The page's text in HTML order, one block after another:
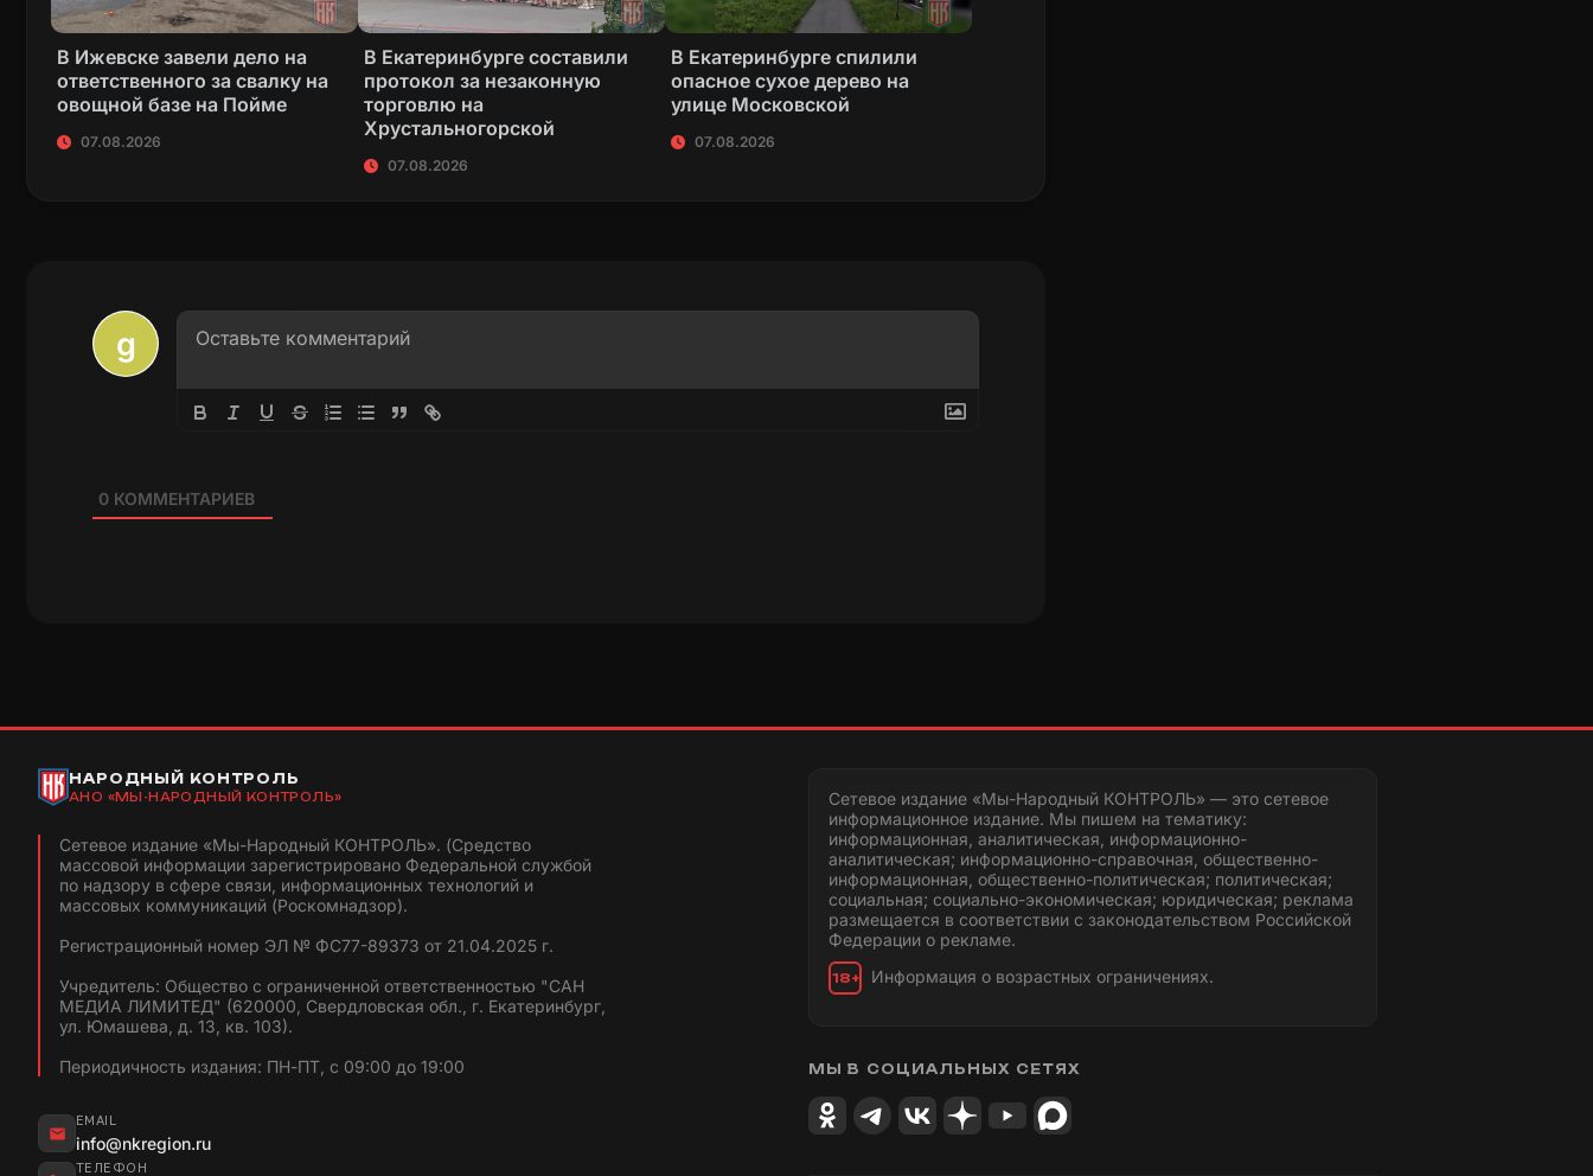
В Ижевске завели дело на
ответственного за свалку на
овощной базе на Пойме
07.08.2026
В Екатеринбурге составили
протокол за незаконную
торговлю на
Хрустальногорской
07.08.2026
В Екатеринбурге спилили
опасное сухое дерево на
улице Московской
07.08.2026
0КОММЕНТАРИЕВ
НАРОДНЫЙ КОНТРОЛЬ
АНО «МЫ-НАРОДНЫЙ КОНТРОЛЬ»
Сетевое издание «Мы-Народный КОНТРОЛЬ». (Средство
массовой информации зарегистрировано Федеральной службой
по надзору в сфере связи, информационных технологий и
массовых коммуникаций (Роскомнадзор).
Регистрационный номер ЭЛ № ФС77-89373 от 21.04.2025 г.
Учредитель: Общество с ограниченной ответственностью "САН
МЕДИА ЛИМИТЕД" (620000, Свердловская обл., г. Екатеринбург,
ул. Юмашева, д. 13, кв. 103).
Периодичность издания: ПН-ПТ, с 09:00 до 19:00
EMAIL
info@nkregion.ru
ТЕЛЕФОН
Сетевое издание «Мы-Народный КОНТРОЛЬ» — это сетевое
информационное издание. Мы пишем на тематику:
информационная, аналитическая, информационно-
аналитическая; информационно-справочная, общественно-
информационная, общественно-политическая; политическая;
социальная; социально-экономическая; юридическая; реклама
размещается в соответствии с законодательством Российской
Федерации о рекламе.
18+ Информация о возрастных ограничениях.
МЫ В СОЦИАЛЬНЫХ СЕТЯХ